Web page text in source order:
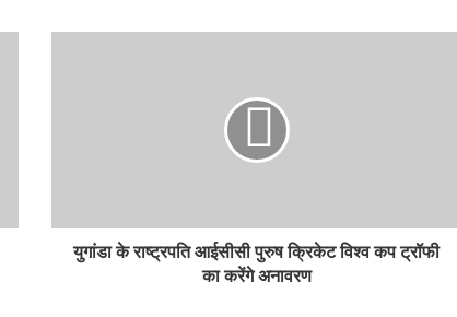
युगांडा के राष्ट्रपति आईसीसी पुरुष क्रिकेट विश्व कप ट्रॉफी
का करेंगे अनावरण